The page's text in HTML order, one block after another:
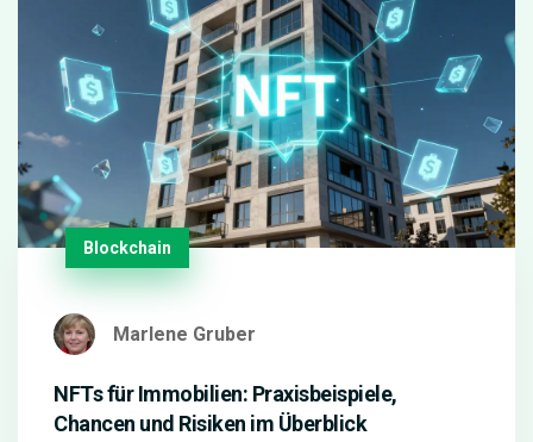
Blockchain
Marlene Gruber
NFTs für Immobilien: Praxisbeispiele,
Chancen und Risiken im Überblick